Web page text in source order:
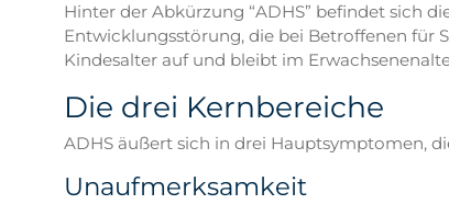
Hinter der Abkürzung “ADHS” befindet sich
Entwicklungsstörung, die bei Betroffenen für
Kindesalter auf und bleibt im
Die drei Kernbereiche
ADHS äußert sich in drei Hauptsymptomen,
Unaufmerksamkeit